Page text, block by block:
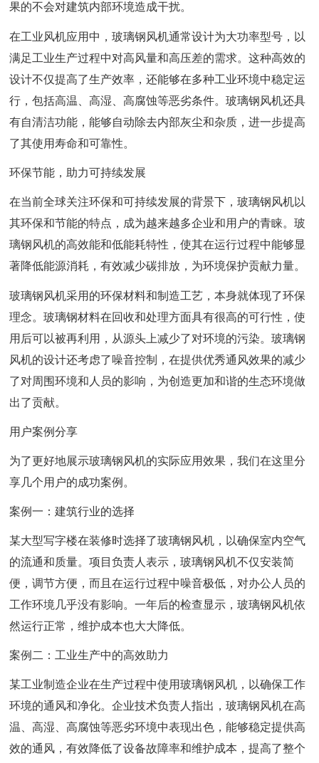
果的不会对建筑内部环境造成干扰。
在工业风机应用中，玻璃钢风机通常设计为大功率型号，以
满足工业生产过程中对高风量和高压差的需求。这种高效的
设计不仅提高了生产效率，还能够在多种工业环境中稳定运
行，包括高温、高湿、高腐蚀等恶劣条件。玻璃钢风机还具
有自清洁功能，能够自动除去内部灰尘和杂质，进一步提高
了其使用寿命和可靠性。
环保节能，助力可持续发展
在当前全球关注环保和可持续发展的背景下，玻璃钢风机以
其环保和节能的特点，成为越来越多企业和用户的青睐。玻
璃钢风机的高效能和低能耗特性，使其在运行过程中能够显
著降低能源消耗，有效减少碳排放，为环境保护贡献力量。
玻璃钢风机采用的环保材料和制造工艺，本身就体现了环保
理念。玻璃钢材料在回收和处理方面具有很高的可行性，使
用后可以被再利用，从源头上减少了对环境的污染。玻璃钢
风机的设计还考虑了噪音控制，在提供优秀通风效果的减少
了对周围环境和人员的影响，为创造更加和谐的生态环境做
出了贡献。
用户案例分享
为了更好地展示玻璃钢风机的实际应用效果，我们在这里分
享几个用户的成功案例。
案例一：建筑行业的选择
某大型写字楼在装修时选择了玻璃钢风机，以确保室内空气
的流通和质量。项目负责人表示，玻璃钢风机不仅安装简
便，调节方便，而且在运行过程中噪音极低，对办公人员的
工作环境几乎没有影响。一年后的检查显示，玻璃钢风机依
然运行正常，维护成本也大大降低。
案例二：工业生产中的高效助力
某工业制造企业在生产过程中使用玻璃钢风机，以确保工作
环境的通风和净化。企业技术负责人指出，玻璃钢风机在高
温、高湿、高腐蚀等恶劣环境中表现出色，能够稳定提供高
效的通风，有效降低了设备故障率和维护成本，提高了整个